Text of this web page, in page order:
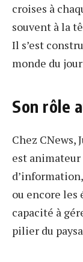
croises à
souvent à la
Il s’est
monde du
Son rôle
Chez CNews,
est
ou encore les
capacité à
pilier du